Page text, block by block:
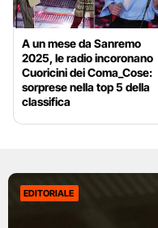
A un mese da Sanremo
2025, le radio incoronano
Cuoricini dei Coma_Cose:
sorprese nella top 5 della
classifica
EDITORIALE